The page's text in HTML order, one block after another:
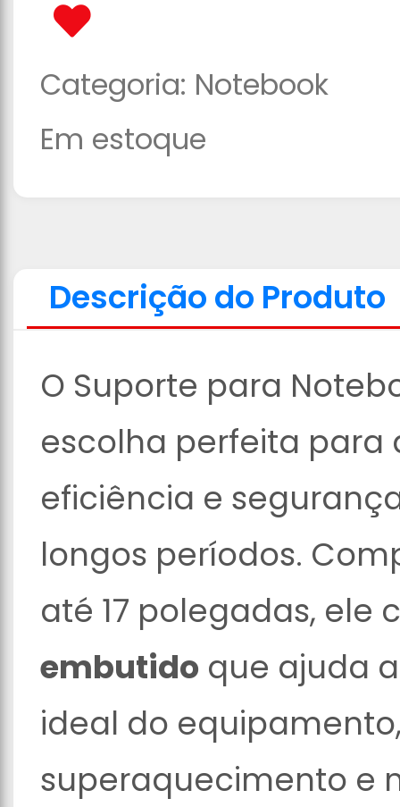
Categoria: Notebook
Em estoque
Descrição do Produto
O Suporte para
escolha perfeita para
eficiência e
longos períodos.
até 17 polegadas,
embutido que ajuda
ideal do
superaquecimento e